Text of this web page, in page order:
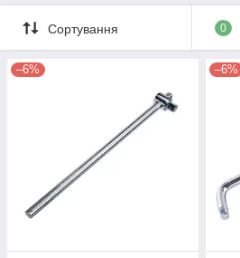
Сортування 0
–6% –6%